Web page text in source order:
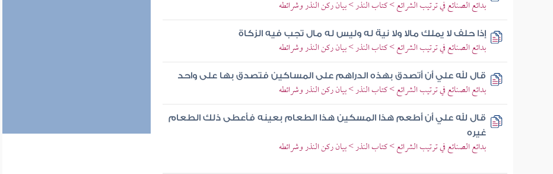
بدائع الصنائع في ترتيب الشرائع > كتاب النذر > بيان ركن النذر وشرائطه
إذا حلف لا يملك مالا ولا نية له وليس له مال تجب فيه الزكاة
بدائع الصنائع في ترتيب الشرائع > كتاب النذر > بيان ركن النذر وشرائطه
قال لله علي أن أتصدق بهذه الدراهم على المساكين فتصدق بها على واحد
بدائع الصنائع في ترتيب الشرائع > كتاب النذر > بيان ركن النذر وشرائطه
قال لله علي أن أطعم هذا المسكين هذا الطعام بعينه فأعطى ذلك الطعام
غيره
بدائع الصنائع في ترتيب الشرائع > كتاب النذر > بيان ركن النذر وشرائطه